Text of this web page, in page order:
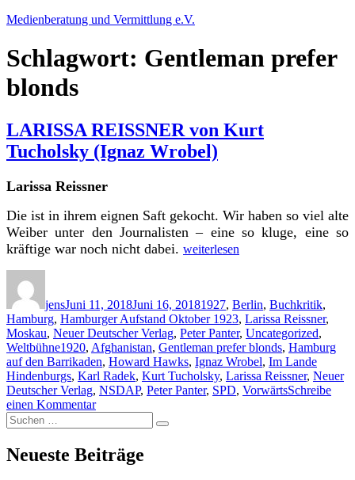
Zum
springen
Medienberatung und Vermittlung e.V.
Schlagwort: Gentleman prefer
blonds
LARISSA REISSNER von Kurt
Tucholsky (Ignaz Wrobel)
Larissa Reissner
Die ist in ihrem eignen Saft gekocht. Wir haben so viel alte
Weiber unter den Journalisten – eine so kluge, eine so
kräftige war noch nicht dabei. „LARISSA
Tucholsky
(Ignaz
Wrobel)“
weiterlesen
jensJuni 11, 2018Juni 16, 20181927, Berlin, Buchkritik,
Hamburg, Hamburger Aufstand Oktober 1923, Larissa Reissner,
Moskau, Neuer Deutscher Verlag, Peter Panter, Uncategorized,
WeltbühneSchlagwörter
1920, Afghanistan, Gentleman prefer blonds, Hamburg
auf den Barrikaden, Howard Hawks, Ignaz Wrobel, Im Lande
Hindenburgs, Karl Radek, Kurt Tucholsky, Larissa Reissner, Neuer
Deutscher Verlag, NSDAP, Peter Panter, SPD, VorwärtsSchreibe
einen Kommentarzu
REISSNER
von
Kurt
Suche
nach:
Suchen
Neueste Beiträge